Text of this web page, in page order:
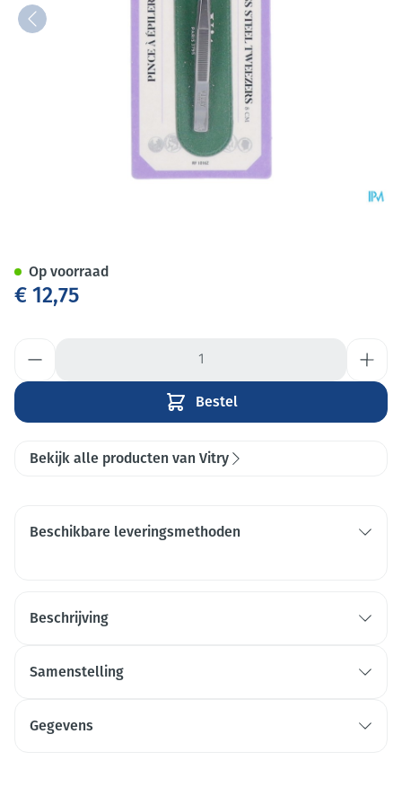
€ 12,75
Bestel
Op voorraad
Bekijk alle producten van Vitry
Beschikbare leveringsmethoden
Beschrijving
Samenstelling
Gegevens